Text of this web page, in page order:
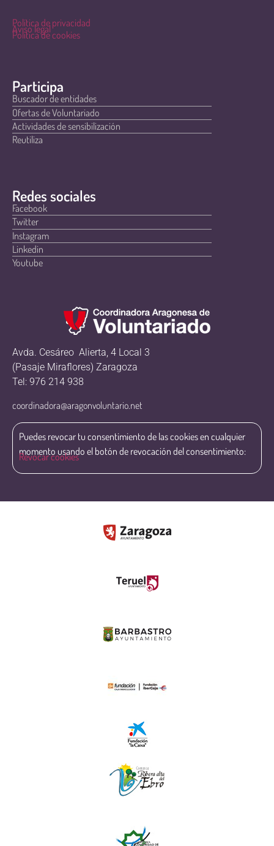
Política de privacidad
Aviso legal
Política de cookies
Participa
Buscador de entidades
Ofertas de Voluntariado
Actividades de sensibilización
Reutiliza
Redes sociales
Facebook
Twitter
Instagram
Linkedin
Youtube
Avda. Cesáreo Alierta, 4 Local 3
(Pasaje Miraflores) Zaragoza
Tel: 976 214 938
coordinadora@aragonvoluntario.net
Puedes revocar tu consentimiento de las cookies en cualquier
momento usando el botón de revocación del consentimiento:
Revocar cookies